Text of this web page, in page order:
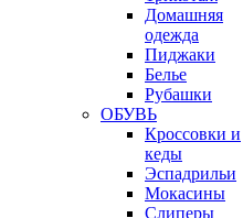
Домашняя
одежда
Пиджаки
Белье
Рубашки
ОБУВЬ
Кроссовки и
кеды
Эспадрильи
Мокасины
Слиперы